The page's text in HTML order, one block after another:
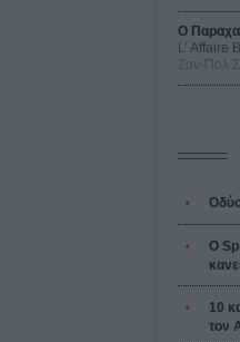
Ο
L’ Affaire
Ζαν-Πολ
Ο
10
τον